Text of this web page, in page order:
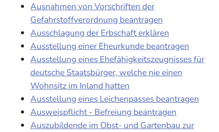
Ausnahmen von Vorschriften der
Gefahrstoffverordnung beantragen
Ausschlagung der Erbschaft erklären
Ausstellung einer Eheurkunde beantragen
Ausstellung eines Ehefähigkeitszeugnisses für
deutsche Staatsbürger, welche nie einen
Wohnsitz im Inland hatten
Ausstellung eines Leichenpasses beantragen
Ausweispflicht - Befreiung beantragen
Auszubildende im Obst- und Gartenbau zur